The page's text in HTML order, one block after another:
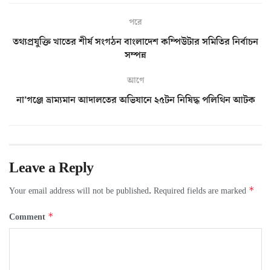
পরে
তথ্যপ্রযুক্তি খাতের শীর্ষ সংগঠন বাংলাদেশ কম্পিউটার সমিতির নির্বাচন
সম্পন্ন
আগে
না’গঞ্জে ভ্রাম্যমান আদালতের অভিযানে ২৫টন নিষিদ্ধ পলিথিন আটক
Leave a Reply
Your email address will not be published. Required fields are marked *
Comment *